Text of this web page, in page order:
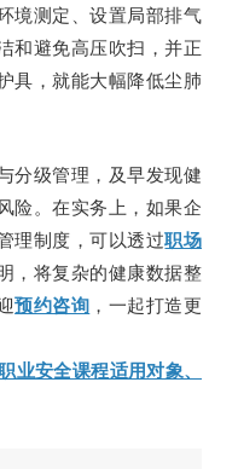
境测定、设置局部排气
和避免高压吹扫，并正
具，就能大幅降低尘肺
分级管理，及早发现健
险。在实务上，如果企
理制度，可以透过职场
，将复杂的健康数据整
预约咨询 ，一起打造更
业安全课程适用对象、